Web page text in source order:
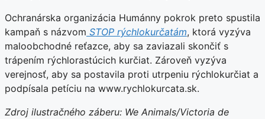
Ochranárska organizácia Humánny pokrok preto spustila
kampaň s názvom STOP rýchlokurčatám, ktorá vyzýva
maloobchodné reťazce, aby sa zaviazali skončiť s
trápením rýchlorastúcich kurčiat. Zároveň vyzýva
verejnosť, aby sa postavila proti utrpeniu rýchlokurčiat a
podpísala petíciu na www.rychlokurcata.sk.
Zdroj ilustračného záberu: We Animals/Victoria de